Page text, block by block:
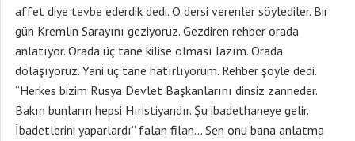
affet diye tevbe ederdik dedi. O dersi verenler söylediler. Bir
gün Kremlin Sarayını geziyoruz. Gezdiren rehber orada
anlatıyor. Orada üç tane kilise olması lazım. Orada
dolaşıyoruz. Yani üç tane hatırlıyorum. Rehber şöyle dedi.
“Herkes bizim Rusya Devlet Başkanlarını dinsiz zanneder.
Bakın bunların hepsi Hıristiyandır. Şu ibadethaneye gelir.
İbadetlerini yaparlardı” falan filan… Sen onu bana anlatma